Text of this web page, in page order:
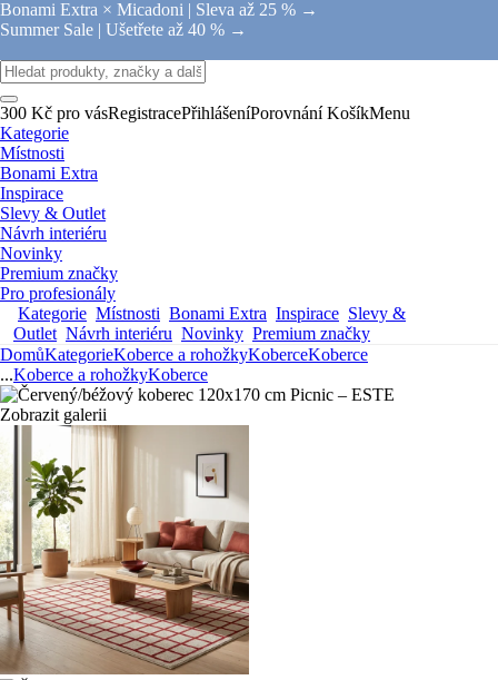
Bonami Extra × Micadoni | Sleva až 25 % →
Summer Sale | Ušetřete až 40 % →
300 Kč pro vásRegistracePřihlášeníPorovnání KošíkMenu
Kategorie
Místnosti
Bonami Extra
Inspirace
Slevy & Outlet
Návrh interiéru
Novinky
Premium značky
Pro profesionály
Kategorie Místnosti Bonami Extra Inspirace Slevy &
Outlet Návrh interiéru Novinky Premium značky
DomůKategorieKoberce a rohožkyKoberceKoberce
...Koberce a rohožkyKoberce
Zobrazit galerii